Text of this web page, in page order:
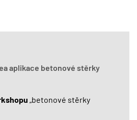
aplikace betonové stěrky
„betonové stěrky